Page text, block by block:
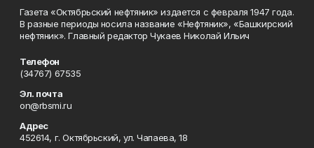
Газета «Октябрьский нефтяник» издается с февраля 1947 года.
В разные периоды носила название «Нефтяник», «Башкирский
нефтяник». Главный редактор Чукаев Николай Ильич
Телефон
(34767) 67535
Эл. почта
on@rbsmi.ru
Адрес
452614, г. Октябрьский, ул. Чапаева, 18